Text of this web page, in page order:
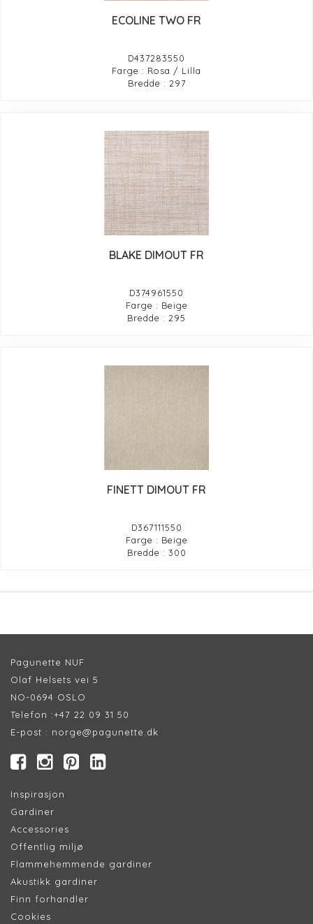
ECOLINE TWO FR
D437283550
Farge : Rosa / Lilla
Bredde : 297
BLAKE DIMOUT FR
D374961550
Farge : Beige
Bredde : 295
FINETT DIMOUT FR
D367111550
Farge : Beige
Bredde : 300
Pagunette NUF
Olaf Helsets vei 5
NO-0694 OSLO
Telefon :+47 22 09 31 50
E-post : norge@pagunette.dk
Inspirasjon
Gardiner
Accessories
Offentlig miljø
Flammehemmende gardiner
Akustikk gardiner
Finn forhandler
Cookies